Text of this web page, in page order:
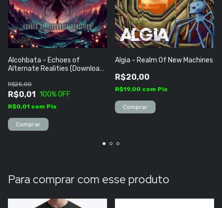
Alcohbata - Echoes of
Alternate Realities (Download
R$0,01
R$25,00
100% OFF
R$0,01 com Pix
Algia - Realm Of New Machines
R$20,00
R$19,00 com Pix
Para comprar com esse produto